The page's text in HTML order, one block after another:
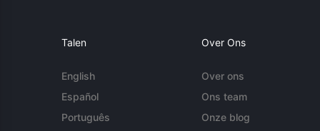
Talen
English
Español
Português
Over Ons
Over ons
Ons team
Onze blog